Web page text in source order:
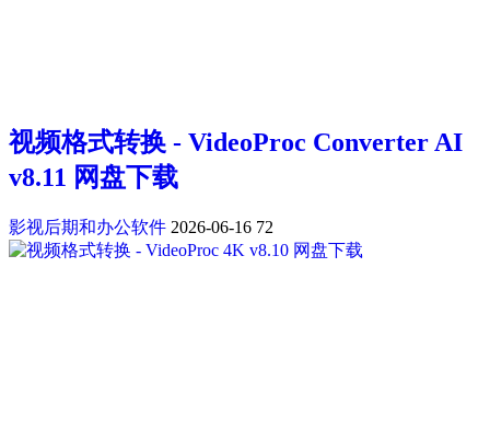
视频格式转换 - VideoProc Converter AI
v8.11 网盘下载
影视后期和办公软件 2026-06-16 72